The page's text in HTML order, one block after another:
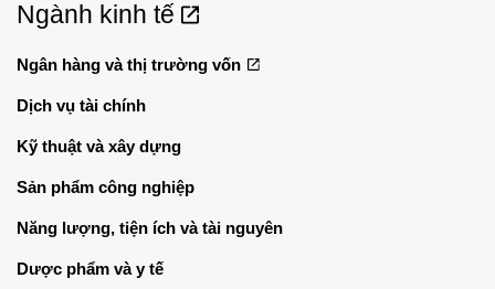
Ngành kinh tế
Ngân hàng và thị trường vốn
Dịch vụ tài chính
Kỹ thuật và xây dựng
Sản phẩm công nghiệp
Năng lượng, tiện ích và tài nguyên
Dược phẩm và y tế